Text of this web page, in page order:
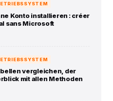
Konto installieren : créer
sans Microsoft
vergleichen, der
mit allen Methoden